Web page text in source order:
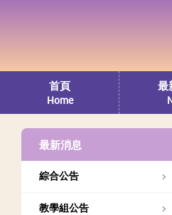
首頁
Home
最
最新消息
綜合公告
教學組公告